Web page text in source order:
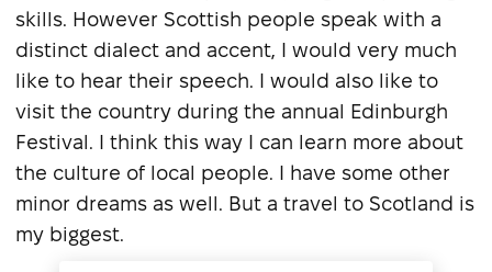
skills. However Scottish people speak with a
distinct dialect and accent, I would very much
like to hear their speech. I would also like to
visit the country during the annual Edinburgh
Festival. I think this way I can learn more about
the culture of local people. I have some other
minor dreams as well. But а travel to Scotland is
my biggest.